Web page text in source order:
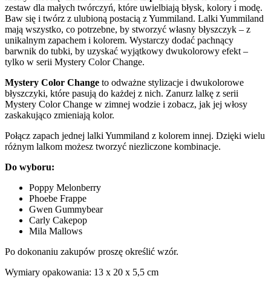
zestaw dla małych twórczyń, które uwielbiają błysk, kolory i modę.
Baw się i twórz z ulubioną postacią z Yummiland. Lalki Yummiland
mają wszystko, co potrzebne, by stworzyć własny błyszczyk – z
unikalnym zapachem i kolorem. Wystarczy dodać pachnący
barwnik do tubki, by uzyskać wyjątkowy dwukolorowy efekt –
tylko w serii Mystery Color Change.
Mystery Color Change to odważne stylizacje i dwukolorowe
błyszczyki, które pasują do każdej z nich. Zanurz lalkę z serii
Mystery Color Change w zimnej wodzie i zobacz, jak jej włosy
zaskakująco zmieniają kolor.
Połącz zapach jednej lalki Yummiland z kolorem innej. Dzięki wielu
różnym lalkom możesz tworzyć niezliczone kombinacje.
Do wyboru:
Poppy Melonberry
Phoebe Frappe
Gwen Gummybear
Carly Cakepop
Mila Mallows
Po dokonaniu zakupów proszę określić wzór.
Wymiary opakowania: 13 x 20 x 5,5 cm